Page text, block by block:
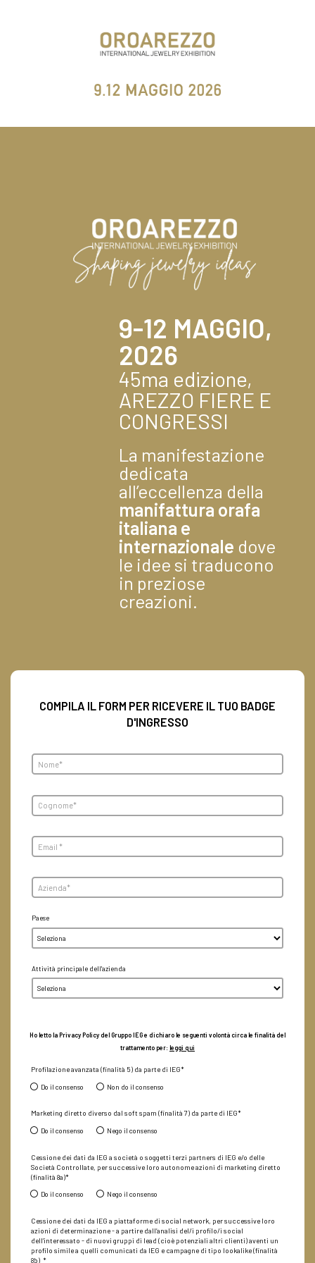
9-12 MAGGIO,
2026
45ma edizione,
AREZZO FIERE E
CONGRESSI
La manifestazione
dedicata
all’eccellenza della
manifattura orafa
italiana e
internazionale dove
le idee si traducono
in preziose
creazioni.
Skip survey header
COMPILA IL FORM PER RICEVERE IL
Paese